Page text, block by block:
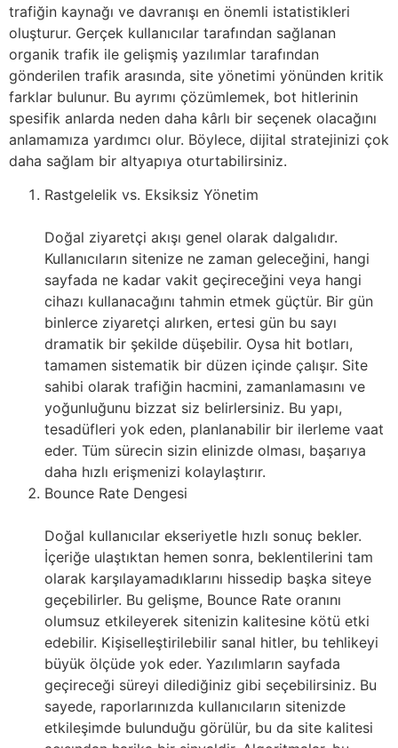
trafiğin kaynağı ve davranışı en önemli istatistikleri
oluşturur. Gerçek kullanıcılar tarafından sağlanan
organik trafik ile gelişmiş yazılımlar tarafından
gönderilen trafik arasında, site yönetimi yönünden kritik
farklar bulunur. Bu ayrımı çözümlemek, bot hitlerinin
spesifik anlarda neden daha kârlı bir seçenek olacağını
anlamamıza yardımcı olur. Böylece, dijital stratejinizi çok
daha sağlam bir altyapıya oturtabilirsiniz.
Rastgelelik vs. Eksiksiz Yönetim
Doğal ziyaretçi akışı genel olarak dalgalıdır.
Kullanıcıların sitenize ne zaman geleceğini, hangi
sayfada ne kadar vakit geçireceğini veya hangi
cihazı kullanacağını tahmin etmek güçtür. Bir gün
binlerce ziyaretçi alırken, ertesi gün bu sayı
dramatik bir şekilde düşebilir. Oysa hit botları,
tamamen sistematik bir düzen içinde çalışır. Site
sahibi olarak trafiğin hacmini, zamanlamasını ve
yoğunluğunu bizzat siz belirlersiniz. Bu yapı,
tesadüfleri yok eden, planlanabilir bir ilerleme vaat
eder. Tüm sürecin sizin elinizde olması, başarıya
daha hızlı erişmenizi kolaylaştırır.
Bounce Rate Dengesi
Doğal kullanıcılar ekseriyetle hızlı sonuç bekler.
İçeriğe ulaştıktan hemen sonra, beklentilerini tam
olarak karşılayamadıklarını hissedip başka siteye
geçebilirler. Bu gelişme, Bounce Rate oranını
olumsuz etkileyerek sitenizin kalitesine kötü etki
edebilir. Kişiselleştirilebilir sanal hitler, bu tehlikeyi
büyük ölçüde yok eder. Yazılımların sayfada
geçireceği süreyi dilediğiniz gibi seçebilirsiniz. Bu
sayede, raporlarınızda kullanıcıların sitenizde
etkileşimde bulunduğu görülür, bu da site kalitesi